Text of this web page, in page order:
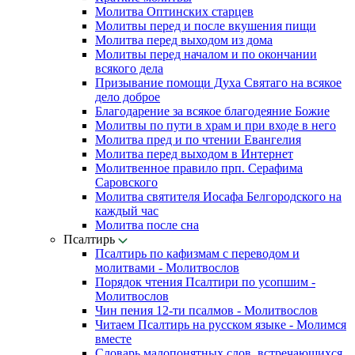
Молитва Оптинских старцев
Молитвы перед и после вкушения пищи
Молитва перед выходом из дома
Молитвы перед началом и по окончании
всякого дела
Призывание помощи Духа Святаго на всякое
дело доброе
Благодарение за всякое благодеяние Божие
Молитвы по пути в храм и при входе в него
Молитва пред и по чтении Евангелия
Молитва перед выходом в Интернет
Молитвенное правило прп. Серафима
Саровского
Молитва святителя Иосафа Белгородского на
каждый час
Молитва после сна
Псалтирь
Псалтирь по кафизмам с переводом и
молитвами - Молитвослов
Порядок чтения Псалтири по усопшим -
Молитвослов
Чин пения 12-ти псалмов - Молитвослов
Читаем Псалтирь на русском языке - Молимся
вместе